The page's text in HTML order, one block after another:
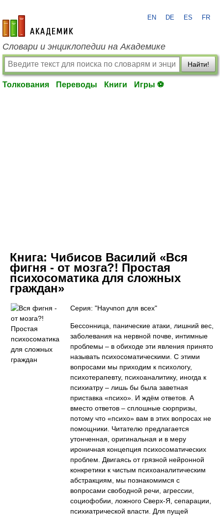
academic.ru
EN DE ES FR
Словари и энциклопедии на Академике
Найти!
Толкования Переводы Книги Игры ⚽
Книга: Чибисов Василий «Вся
фигня - от мозга?! Простая
психосоматика для сложных
граждан»
Серия: "Научпоп для всех"
Бессонница, панические атаки, лишний вес,
заболевания на нервной почве, интимные
проблемы – в обиходе эти явления принято
называть психосоматическими. С этими
вопросами мы приходим к психологу,
психотерапевту, психоаналитику, иногда к
психиатру – лишь бы была заветная
приставка «психо». И ждём ответов. А
вместо ответов – сплошные сюрпризы,
потому что «психо» вам в этих вопросах не
помощники. Читателю предлагается
утонченная, оригинальная и в меру
ироничная концепция психосоматических
проблем. Двигаясь от грязной нейронной
конкретики к чистым психоаналитическим
абстракциям, мы познакомимся с
вопросами свободной речи, агрессии,
социофобии, ложного Сверх-Я, сепарации,
психиатрической власти. Для пущей